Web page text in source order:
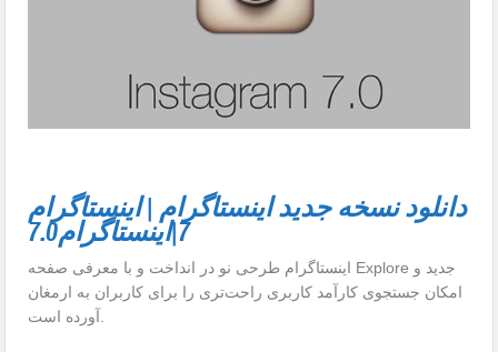
دانلود نسخه جدید اینستاگرام | اینستاگرام
7|اینستاگرام7.0
اینستاگرام طرحی نو در انداخت و با معرفی صفحه Explore جدید و
امکان جستجوی کارآمد کاربری راحت‌تری را برای کاربران به ارمغان